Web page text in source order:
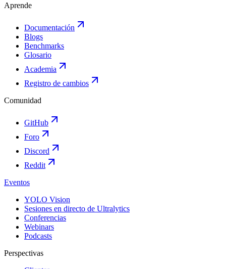
Aprende
Documentación
Blogs
Benchmarks
Glosario
Academia
Registro de cambios
Comunidad
GitHub
Foro
Discord
Reddit
Eventos
YOLO Vision
Sesiones en directo de Ultralytics
Conferencias
Webinars
Podcasts
Perspectivas